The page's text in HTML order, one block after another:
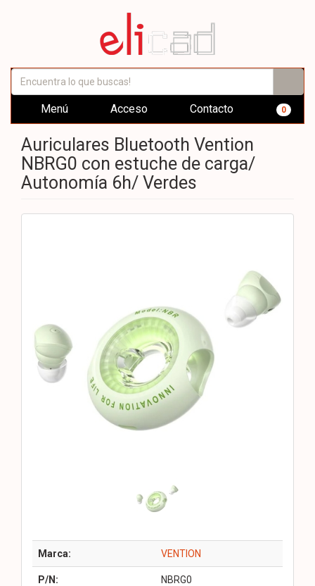
Menú Acceso Contacto 0
Auriculares Bluetooth Vention
NBRG0 con estuche de carga/
Autonomía 6h/ Verdes
Marca: VENTION
P/N: NBRG0